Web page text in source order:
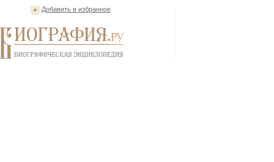
Добавить в избранное